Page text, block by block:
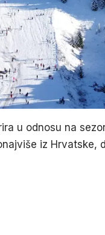
u odnosu na
iz Hrvatske,